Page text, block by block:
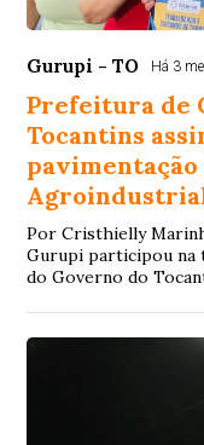
Gurupi - TO Há 3
Prefeitura de
Tocantins
Por Cristhielly
Gurupi participou na
do Governo do